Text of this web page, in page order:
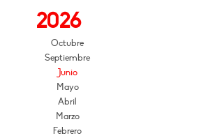
2026
Octubre
Septiembre
Junio
Mayo
Abril
Marzo
Febrero